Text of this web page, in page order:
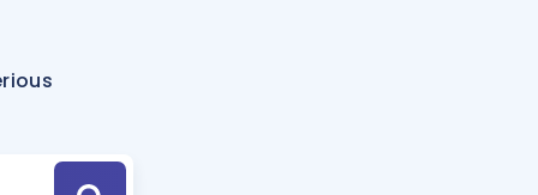
Hesaplama Aracı
için Öneriler
Tek Takvimde
Hoca ile seni sınava hazırlayacak onlarca eğitim seni bekliyor!